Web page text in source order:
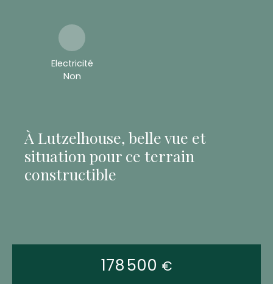
Electricité
Non
À Lutzelhouse, belle vue et
situation pour ce terrain
constructible
178 500 €